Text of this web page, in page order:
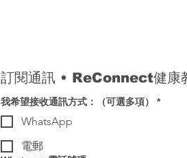
訂閱通訊 • ReConnect健康
我希望接收通訊方式：（可選多項） *
WhatsApp
電郵